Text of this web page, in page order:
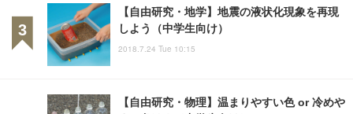
【自由研究・地学】地震の液状化現象を再現
しよう（中学生向け）
2018.7.24 Tue 10:15
【自由研究・物理】温まりやすい色 or 冷めや